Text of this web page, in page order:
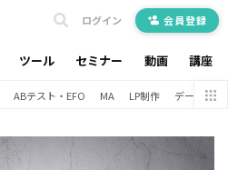
ツール セミナー 動画 講座
ログイン 会員登録
ABテスト・EFO MA LP制作 データ分析